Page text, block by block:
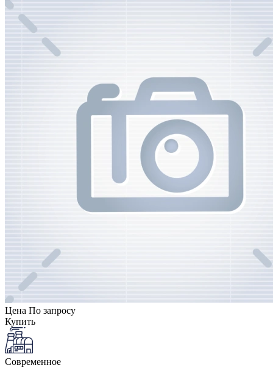
Цена По запросу
Купить
Современное